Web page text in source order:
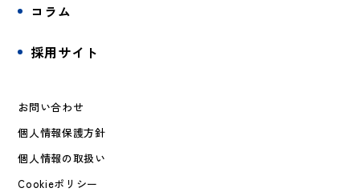
コラム
採用サイト
お問い合わせ
個人情報保護方針
個人情報の取扱い
Cookieポリシー